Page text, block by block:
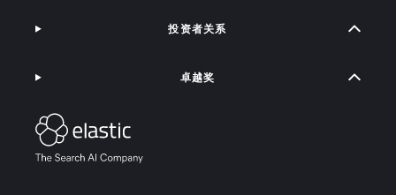
投资者关系
卓越奖